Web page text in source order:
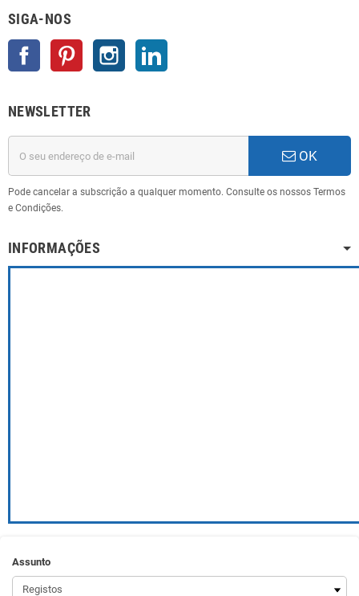
SIGA-NOS
Facebook Pinterest Instagram
NEWSLETTER
OK
Pode cancelar a subscrição a qualquer momento. Consulte os nossos Termos
e Condições.
INFORMAÇÕES
Assunto